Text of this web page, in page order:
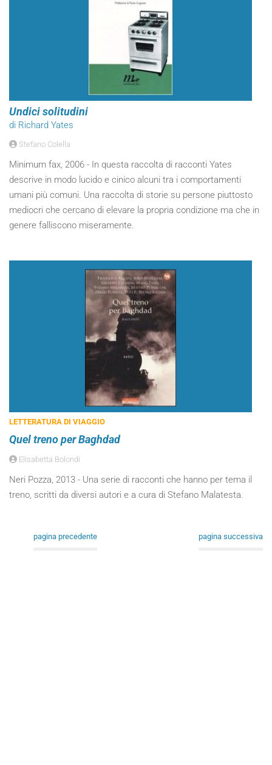
Undici solitudini
di Richard Yates
Stefano Colella
Minimum fax, 2006 - In questa raccolta di racconti Yates
descrive in modo lucido e cinico alcuni tra i comportamenti
umani più comuni. Una raccolta di storie su persone piuttosto
mediocri che cercano di elevare la propria condizione ma che in
genere falliscono miseramente.
LETTERATURA DI VIAGGIO
Quel treno per Baghdad
Elisabetta Bolondi
Neri Pozza, 2013 - Una serie di racconti che hanno per tema il
treno, scritti da diversi autori e a cura di Stefano Malatesta.
pagina precedente pagina successiva